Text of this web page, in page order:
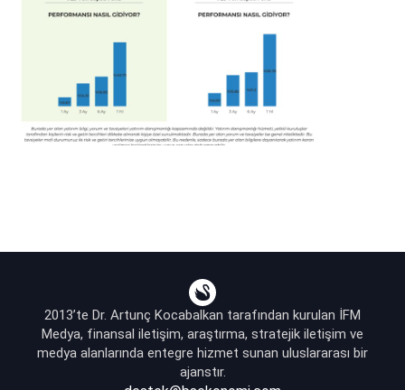
2013’te Dr. Artunç Kocabalkan tarafından kurulan İFM
Medya, finansal iletişim, araştırma, stratejik iletişim ve
medya alanlarında entegre hizmet sunan uluslararası bir
ajanstır.